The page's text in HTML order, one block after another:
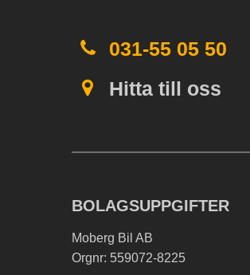
031-55 05 50
Hitta till oss
BOLAGSUPPGIFTER
Moberg Bil AB
Orgnr: 559072-8225